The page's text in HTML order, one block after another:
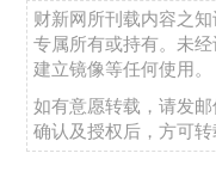
财新网所刊载内容之
专属所有或持有。未
建立镜像等任何使用。
如有意愿转载，请发邮
确认及授权后，方可转